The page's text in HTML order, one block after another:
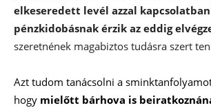
elkeseredett levél azzal
pénzkidobásnak érzik az eddig
szeretnének magabiztos tudásra szert
Azt tudom tanácsolni a
hogy mielőtt bárhova is